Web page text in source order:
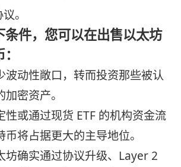
。
条件，您可以在出售以太坊
波动性敞口，转而投资那些被认
密资产。
性或通过现货 ETF 的机构资金流
将占据更大的主导地位。
坊确实通过协议升级、Layer 2